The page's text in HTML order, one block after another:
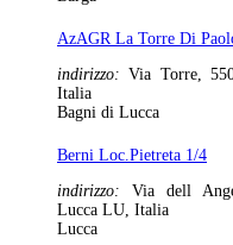
AzAGR La Torre Di
indirizzo:Via Torre,
Italia
Bagni di Lucca
Berni Loc.Pietreta 1/4
indirizzo: Via dell
Lucca LU, Italia
Lucca